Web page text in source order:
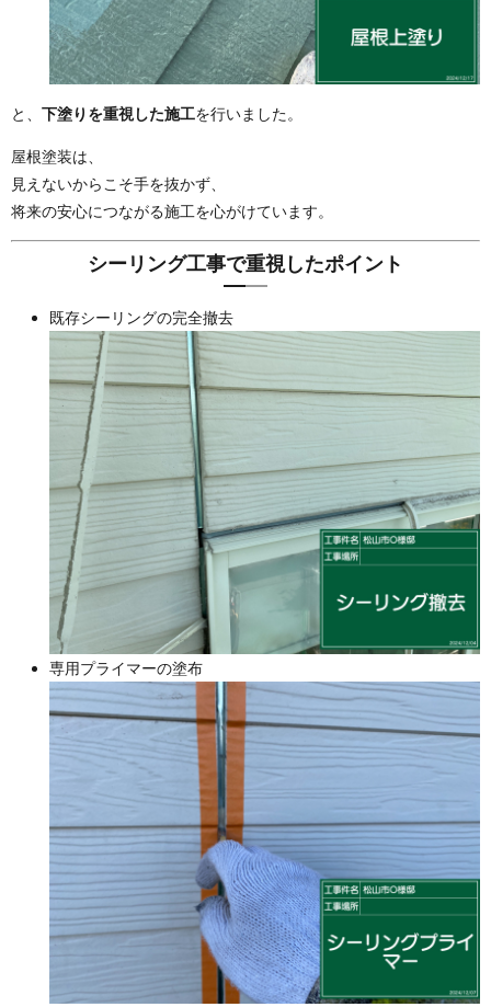
と、 下塗りを重視した施工を行いました。
屋根塗装は、
見えないからこそ手を抜かず、
将来の安心につながる施工を心がけています。
シーリング工事で重視したポイント
既存シーリングの完全撤去
専用プライマーの塗布